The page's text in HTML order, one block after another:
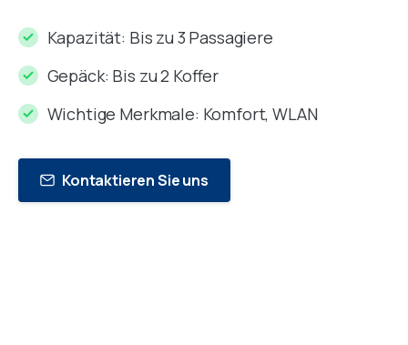
Kapazität: Bis zu 3 Passagiere
Gepäck: Bis zu 2 Koffer
Wichtige Merkmale: Komfort, WLAN
Kontaktieren Sie uns